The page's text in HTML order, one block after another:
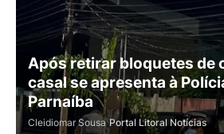
Após retirar bloquetes de
casal se apresenta à
Parnaíba
Cleidiomar Sousa Portal Litoral Notícias